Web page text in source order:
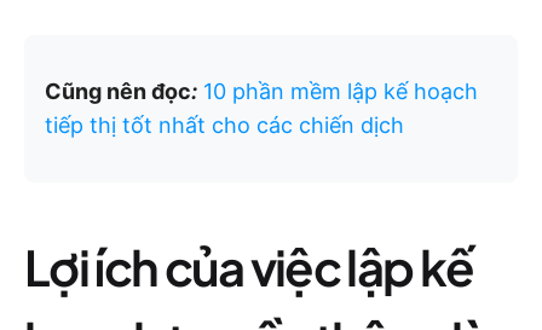
Cũng nên đọc: 10 phần mềm lập kế hoạch
tiếp thị tốt nhất cho các chiến dịch
Lợi ích của việc lập kế